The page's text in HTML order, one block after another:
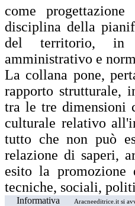
come
disciplina della
del territorio, in
amministrativo e
La collana pone,
rapporto strutturale,
tra le tre dimensioni
culturale relativo
tutto che non può
relazione di saperi,
esito la
tecniche, sociali,
Informativa Aracneeditrice.it si